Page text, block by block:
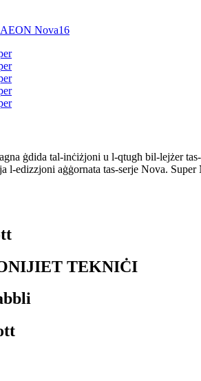
ġdida tal-inċiżjoni u l-qtugħ bil-lejżer
l-edizzjoni aġġornata tas-serje Nova.
TEKNIĊI